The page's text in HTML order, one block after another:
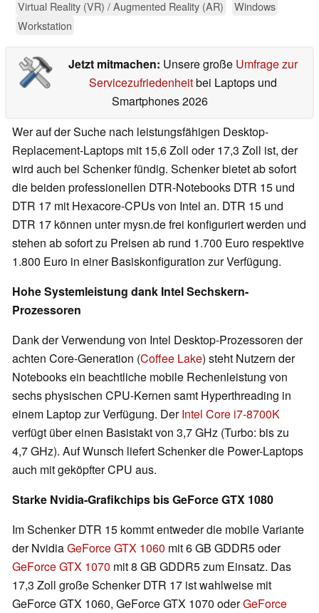
Virtual Reality (VR) / Augmented Reality (AR)
Windows
Workstation
Jetzt mitmachen: Unsere große Umfrage zur
Servicezufriedenheitbei Laptops und
Smartphones 2026
Wer auf der Suche nach leistungsfähigen Desktop-
Replacement-Laptops mit 15,6 Zoll oder 17,3 Zoll ist, der
wird auch bei Schenker fündig. Schenker bietet ab sofort
die beiden professionellen DTR-Notebooks DTR 15 und
DTR 17 mit Hexacore-CPUs von Intel an. DTR 15 und
DTR 17 können unter mysn.de frei konfiguriert werden und
stehen ab sofort zu Preisen ab rund 1.700 Euro respektive
1.800 Euro in einer Basiskonfiguration zur Verfügung.
Hohe Systemleistung dank Intel Sechskern-
Prozessoren
Dank der Verwendung von Intel Desktop-Prozessoren der
achten Core-Generation (Coffee Lake) steht Nutzern der
Notebooks ein beachtliche mobile Rechenleistung von
sechs physischen CPU-Kernen samt Hyperthreading in
einem Laptop zur Verfügung. DerIntel Core i7-8700K
verfügt über einen Basistakt von 3,7 GHz (Turbo: bis zu
4,7 GHz). Auf Wunsch liefert Schenker die Power-Laptops
auch mit geköpfter CPU aus.
Starke Nvidia-Grafikchips bis GeForce GTX 1080
Im Schenker DTR 15 kommt entweder die mobile Variante
der NvidiaGeForce GTX 1060 mit 6 GB GDDR5 oder
GeForce GTX 1070 mit 8 GB GDDR5 zum Einsatz. Das
17,3 Zoll große Schenker DTR 17 ist wahlweise mit
GeForce GTX 1060, GeForce GTX 1070 oderGeForce